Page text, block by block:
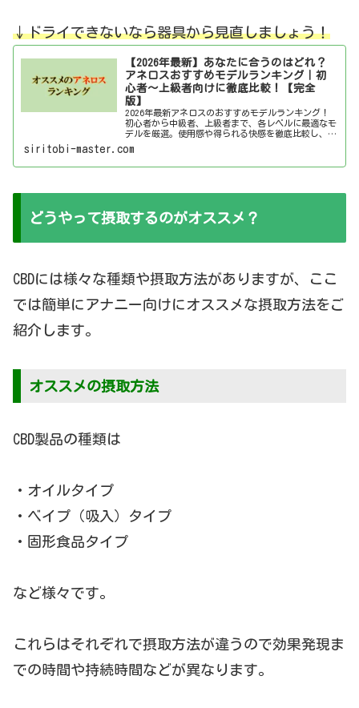
↓ドライできないなら器具から見直しましょう！
【2026年最新】あなたに合うのはどれ？
アネロスおすすめモデルランキング｜初
心者～上級者向けに徹底比較！【完全
版】
2026年最新アネロスのおすすめモデルランキング！
初心者から中級者、上級者まで、各レベルに最適なモ
デルを厳選。使用感や得られる快感を徹底比較し、あ
siritobi-master.com
どうやって摂取するのがオススメ？
CBDには様々な種類や摂取方法がありますが、ここ
では簡単にアナニー向けにオススメな摂取方法をご
紹介します。
オススメの摂取方法
CBD製品の種類は
・オイルタイプ
・ベイプ（吸入）タイプ
・固形食品タイプ
など様々です。
これらはそれぞれで摂取方法が違うので効果発現ま
での時間や持続時間などが異なります。